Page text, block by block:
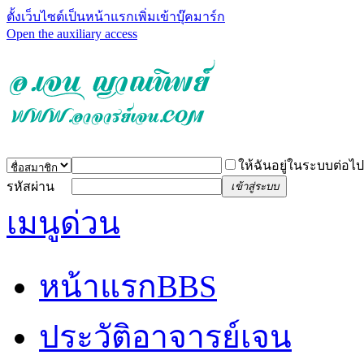
ตั้งเว็บไซต์เป็นหน้าแรกเพิ่มเข้าบุ๊คมาร์ก
Open the auxiliary access
ให้ฉันอยู่ในระบบต่อไป
รหัสผ่าน
เข้าสู่ระบบ
เมนูด่วน
หน้าแรกBBS
ประวัติอาจารย์เจน